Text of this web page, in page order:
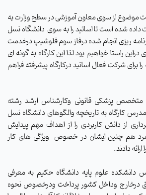
موضوع از سوی معاون آموزشی در سطح وزارت به
شده است تا اساتید را به سوی دانشگاه نسل
ریزی انجام شده درفاز سوم فلوشیپ درخدمت
راستا خواهیم بود لذا این کارگاه به گونه ای
برای شرکت فعال اساتید درکارگاه پیشرفته فراهم
متخصص پزشکی قانونی وکارشناس ارشد رشته
مدرس کارگاه به تاریخچه والگوهای دانشگاه نسل
از دانش کاربردی را از اهداف مهم پیدایش
هم چنین ایشان در خصوص ویژگی های کار
دادند.
دانشکده علوم پایه دانشگاه حکیم به معرفی
درخارج وداخل کشور پرداخت ودرخصوص نحوه